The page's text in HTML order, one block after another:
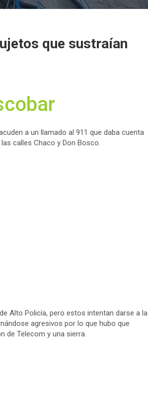
que sustraían
a un llamado al 911 que daba cuenta
calles Chaco y Don Bosco.
Alto Policía, pero estos intentan darse a la
agresivos por lo que hubo que
de Telecom y una sierra.